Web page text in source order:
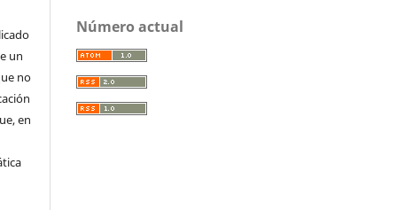
un
no
en
Número actual